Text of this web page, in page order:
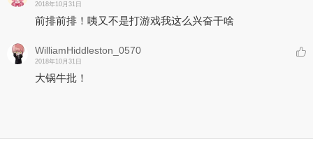
2018年10月31日
前排前排！咦又不是打游戏我这么兴奋干啥
WilliamHiddleston_0570
2018年10月31日
大锅牛批！